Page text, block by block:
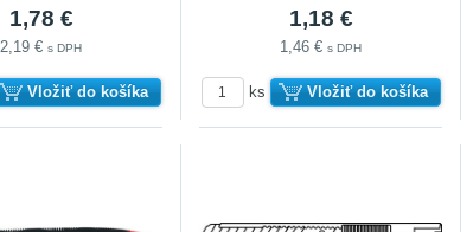
1,78 €
2,19 €s DPH
Vložiť do košíka
1,18 €
1,46 €s DPH
ks Vložiť do košíka